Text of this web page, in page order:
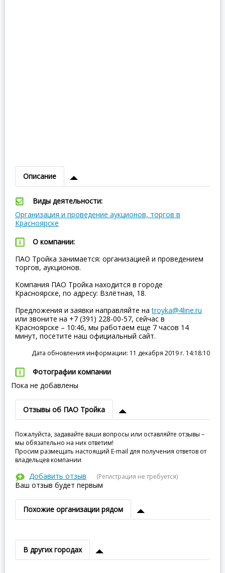
Описание
Виды деятельности:
Организация и проведение аукционов, торгов в
Красноярске
О компании:
ПАО Тройка занимается: организацией и проведением
торгов, аукционов.
Компания ПАО Тройка находится в городе
Красноярске, по адресу: Взлётная, 18.
Предложения и заявки направляйте наtroyka@4line.ru
или звоните на +7 (391) 228-00-57, сейчас в
Красноярске – 10:46, мы работаем еще 7 часов 14
минут, посетите наш официальный сайт.
Дата обновления информации: 11 декабря 2019 г. 14:18:10
Фотографии компании
Пока не добавлены
Отзывы об ПАО Тройка
Пожалуйста, задавайте ваши вопросы или оставляйте отзывы –
мы обязательно на них ответим!
Просим размещать настоящий E-mail для получения ответов от
владельцев компании
Добавить отзыв (Регистрация не требуется)
Ваш отзыв будет первым
Похожие организации рядом
В других городах